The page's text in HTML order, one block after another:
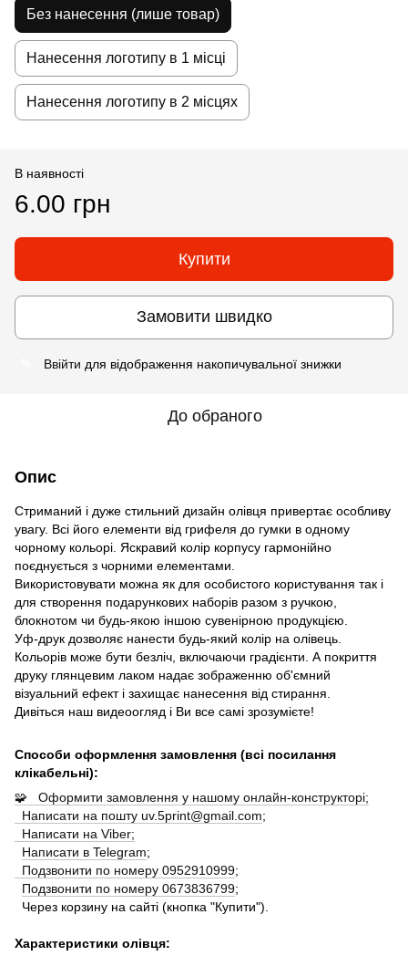
Без нанесення (лише товар)
Нанесення логотипу в 1 місці
Нанесення логотипу в 2 місцях
В наявності
6.00 грн
Купити
Замовити швидко
Ввійти для відображення накопичувальної знижки
До обраного
Опис
Стриманий і дуже стильний дизайн олівця привертає особливу
увагу. Всі його елементи від грифеля до гумки в одному
чорному кольорі. Яскравий колір корпусу гармонійно
поєднується з чорними елементами.
Використовувати можна як для особистого користування так і
для створення подарункових наборів разом з ручкою,
блокнотом чи будь-якою іншою сувенірною продукцією.
Уф-друк дозволяє нанести будь-який колір на олівець.
Кольорів може бути безліч, включаючи градієнти. А покриття
друку глянцевим лаком надає зображенню об'ємний
візуальний ефект і захищає нанесення від стирання.
Дивіться наш видеоогляд і Ви все самі зрозумієте!
Способи оформлення замовлення (всі посилання
клікабельні):
🧩 Оформити замовлення у нашому онлайн-конструкторі;
Написати на пошту uv.5print@gmail.com;
Написати на Viber;
Написати в Telegram;
Подзвонити по номеру 0952910999;
Подзвонити по номеру 0673836799;
Через корзину на сайті (кнопка "Купити").
Характеристики олівця: